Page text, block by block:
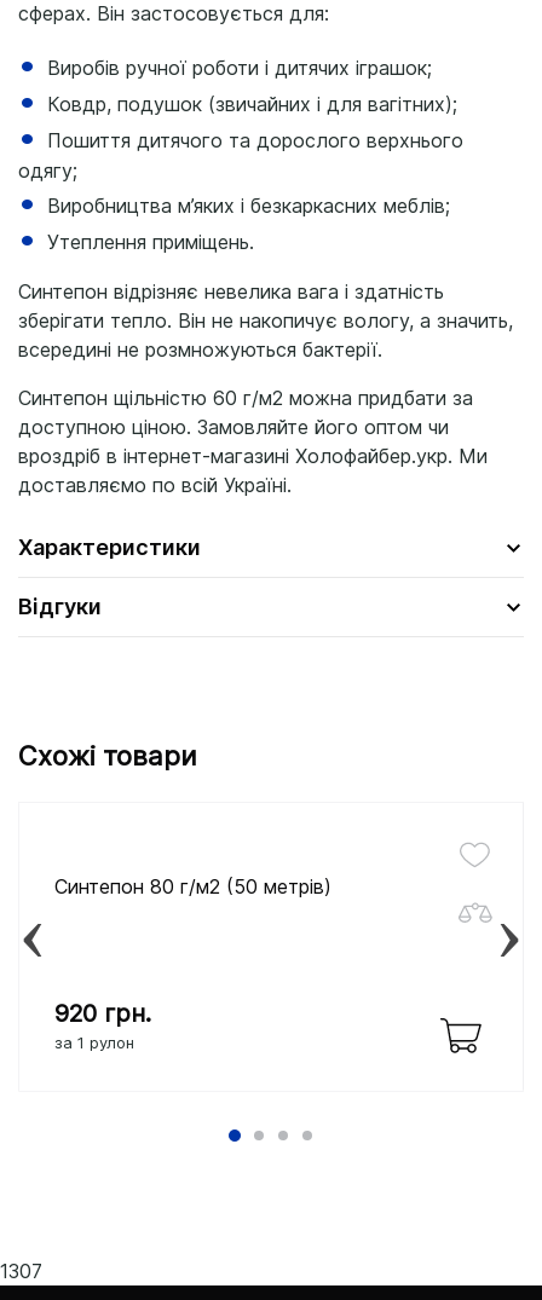
сферах. Він застосовується для:
Виробів ручної роботи і дитячих іграшок;
Ковдр, подушок (звичайних і для вагітних);
Пошиття дитячого та дорослого верхнього
одягу;
Виробництва м’яких і безкаркасних меблів;
Утеплення приміщень.
Синтепон відрізняє невелика вага і здатність
зберігати тепло. Він не накопичує вологу, а значить,
всередині не розмножуються бактерії.
Синтепон щільністю 60 г/м2 можна придбати за
доступною ціною. Замовляйте його оптом чи
вроздріб в інтернет-магазині Холофайбер.укр. Ми
доставляємо по всій Україні.
Характеристики
Відгуки
Схожі товари
Синтепон 80 г/м2 (50 метрів)
920 грн.
за 1 рулон
1307